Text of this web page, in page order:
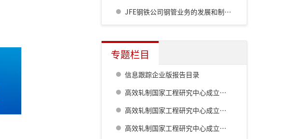
JFE钢铁公司钢管业务的发展和制造技术
专题栏目
信息跟踪企业版报告目录
高效轧制国家工程研究中心成立二十周年系列技术报道:棒线材生产工艺及装备的最新发展
高效轧制国家工程研究中心成立二十周年系列技术报道:高精度热轧自动化控制系统
高效轧制国家工程研究中心成立二十周年系列技术报道:板形综合控制技术的自主研发及创新